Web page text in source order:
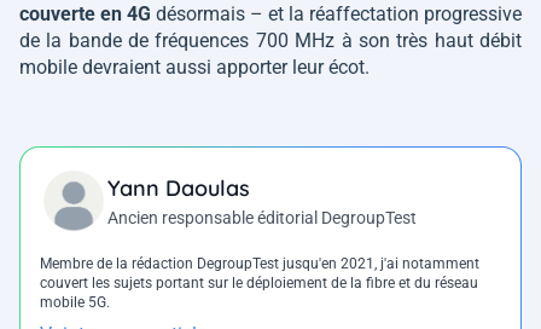
couverte en 4G désormais – et la réaffectation progressive
de la bande de fréquences 700 MHz à son très haut débit
mobile devraient aussi apporter leur écot.
Yann Daoulas
Ancien responsable éditorial DegroupTest
Membre de la rédaction DegroupTest jusqu'en 2021, j'ai notamment
couvert les sujets portant sur le déploiement de la fibre et du réseau
mobile 5G.